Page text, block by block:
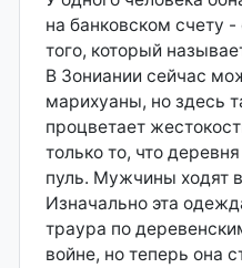
на банковском счету
того, который
В Зониании сейчас
марихуаны, но здесь
процветает
только то, что
пуль. Мужчины ходят
Изначально эта
траура по
войне, но теперь она